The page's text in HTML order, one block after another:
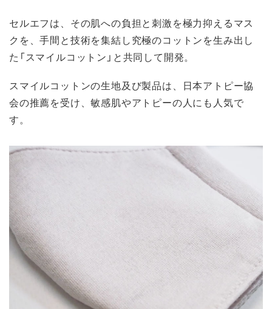
セルエフは、その肌への負担と刺激を極力抑えるマス
クを、手間と技術を集結し究極のコットンを生み出し
た「スマイルコットン」と共同して開発。
スマイルコットンの生地及び製品は、日本アトピー協
会の推薦を受け、敏感肌やアトピーの人にも人気で
す。